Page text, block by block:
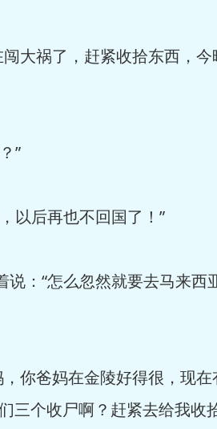
大祸了，赶紧收拾东西，
”
以后再也不回国了！”
说：“怎么忽然就要去马来
你爸妈在金陵好得很，现
三个收尸啊？赶紧去给我收